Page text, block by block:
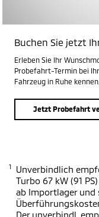
Buchen Sie jetzt
Erleben Sie Ihr
Probefahrt-Termin bei
Fahrzeug in Ruhe kennen.
Jetzt Probefahrt
1
Unverbindlich
Turbo 67 kW (91
ab Importlager und
Der unverbindl.